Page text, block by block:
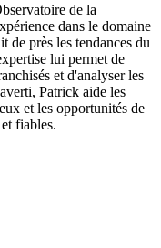
de la
dans le domaine
de près les tendances du
lui permet de
et d'analyser les
Patrick aide les
et les opportunités de
fiables.